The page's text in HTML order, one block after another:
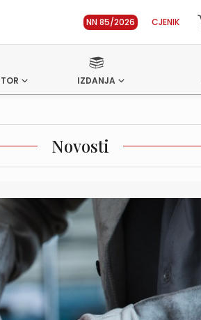
NN 85/2026 CJENIK
IZDANJA
Novosti